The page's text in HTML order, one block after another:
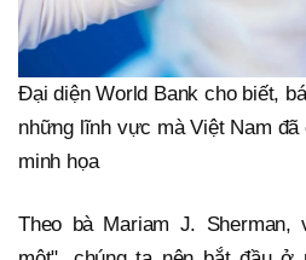
Đại diện World Bank cho biết,
những lĩnh vực mà Việt Nam đã
minh họa
Theo bà Mariam J.